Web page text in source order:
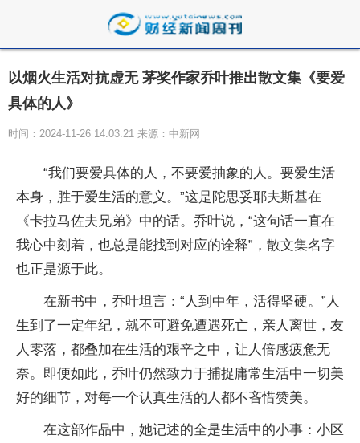
以烟火生活对抗虚无 茅奖作家乔叶推出散文集《要爱
具体的人》
时间：2024-11-26 14:03:21 来源：中新网
“我们要爱具体的人，不要爱抽象的人。要爱生活
本身，胜于爱生活的意义。”这是陀思妥耶夫斯基在
《卡拉马佐夫兄弟》中的话。乔叶说，“这句话一直在
我心中刻着，也总是能找到对应的诠释”，散文集名字
也正是源于此。
在新书中，乔叶坦言：“人到中年，活得坚硬。”人
生到了一定年纪，就不可避免遭遇死亡，亲人离世，友
人零落，都叠加在生活的艰辛之中，让人倍感疲惫无
奈。即便如此，乔叶仍然致力于捕捉庸常生活中一切美
好的细节，对每一个认真生活的人都不吝惜赞美。
在这部作品中，她记述的全是生活中的小事：小区